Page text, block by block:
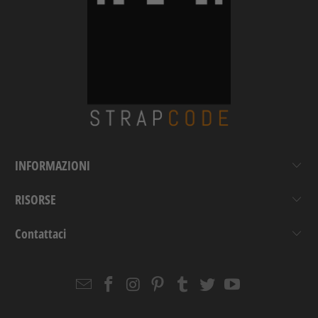
INFORMAZIONI
RISORSE
Contattaci
EmailStrapcode
Strapcode
Strapcode
Strapcode
Strapcode